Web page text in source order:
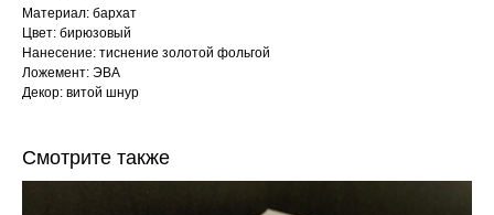
Материал: бархат
Цвет: бирюзовый
Нанесение: тиснение золотой фольгой
Ложемент: ЭВА
Декор: витой шнур
Смотрите также